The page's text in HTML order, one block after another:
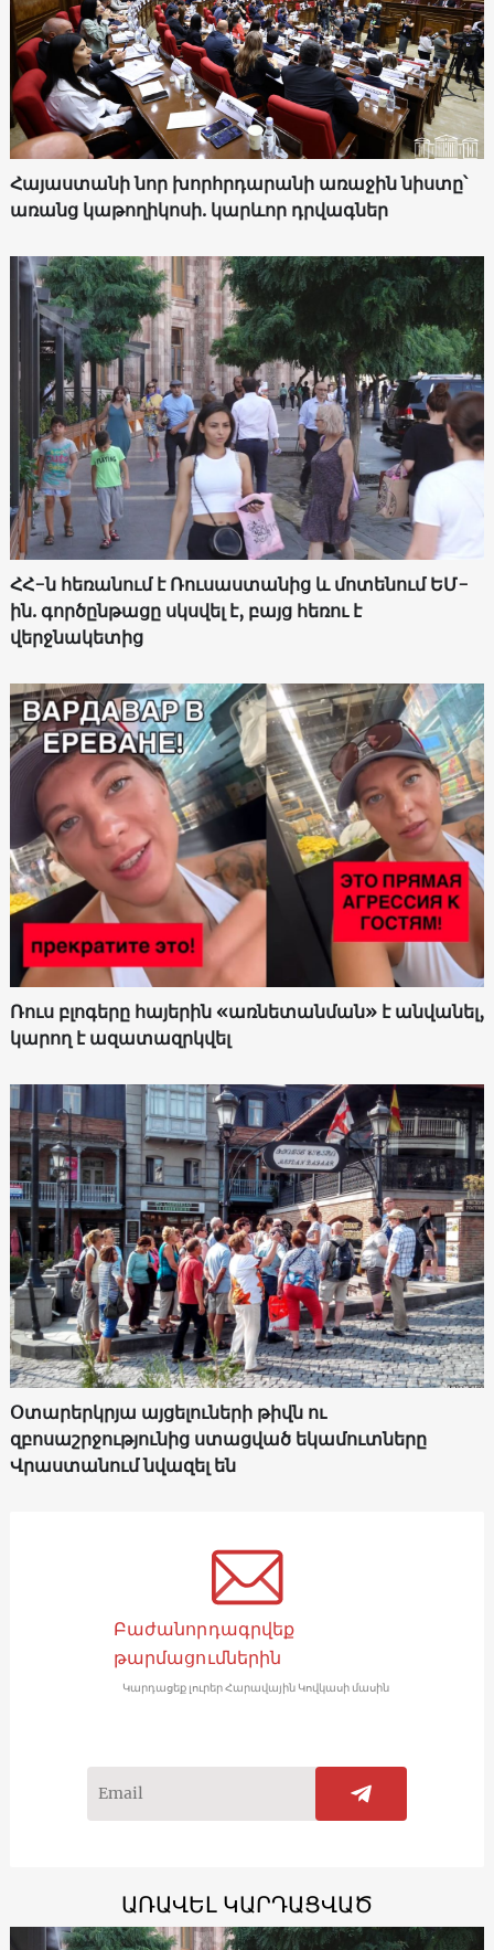
Հայաստանի նոր խորհրդարանի առաջին նիստը՝
առանց կաթողիկոսի. կարևոր դրվագներ
ՀՀ-ն հեռանում է Ռուսաստանից և մոտենում ԵՄ-
ին. գործընթացը սկսվել է, բայց հեռու է
վերջնակետից
Ռուս բլոգերը հայերին «առնետանման» է անվանել,
կարող է ազատազրկվել
Օտարերկրյա այցելուների թիվն ու
զբոսաշրջությունից ստացված եկամուտները
Վրաստանում նվազել են
Բաժանորդագրվեք
թարմացումներին
Կարդացեք լուրեր Հարավային Կովկասի մասին
ԱՌԱՎԵԼ ԿԱՐԴԱՑՎԱԾ